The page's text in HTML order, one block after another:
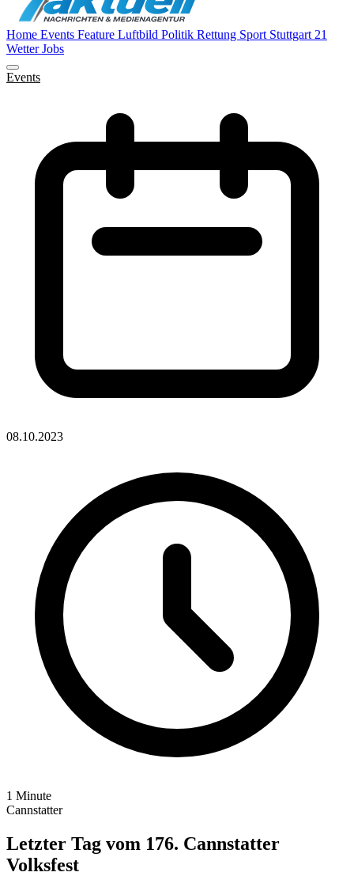
Home Events Feature Luftbild Politik Rettung Sport Stuttgart 21
WetterJobs
Events
08.10.2023
1 Minute
Cannstatter
Letzter Tag vom 176. Cannstatter
Volksfest